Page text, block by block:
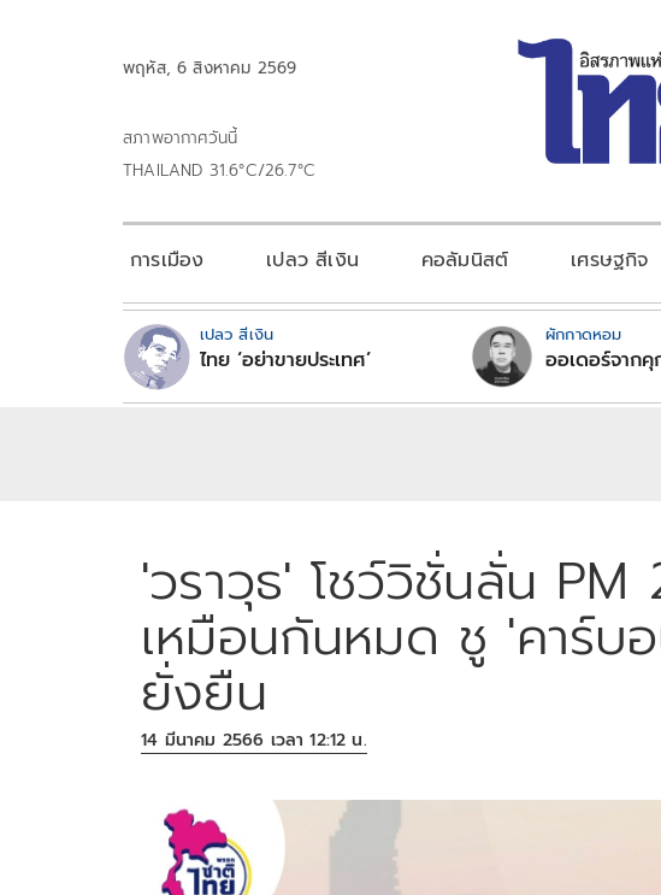
พฤหัส, 6 สิงหาคม 2569
สภาพอากาศวันนี้
THAILAND 31.6°C/26.7°C
การเมือง เปลว สีเงิน คอลัมนิสต์ เศรษฐกิจ
เปลว สีเงิน
ไทย ‘อย่าขายประเทศ’
ผักกาดหอม
ออเดอร์จากคุ
'วราวุธ' โชว์วิชั่นลั่น
เหมือนกันหมด ชู 'คาร์บ
ยั่งยืน
14 มีนาคม 2566 เวลา 12:12 น.